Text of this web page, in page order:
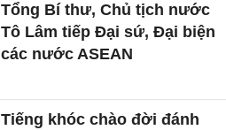
Tổng Bí thư, Chủ tịch nước
Tô Lâm tiếp Đại sứ, Đại biện
các nước ASEAN
Tiếng khóc chào đời đánh